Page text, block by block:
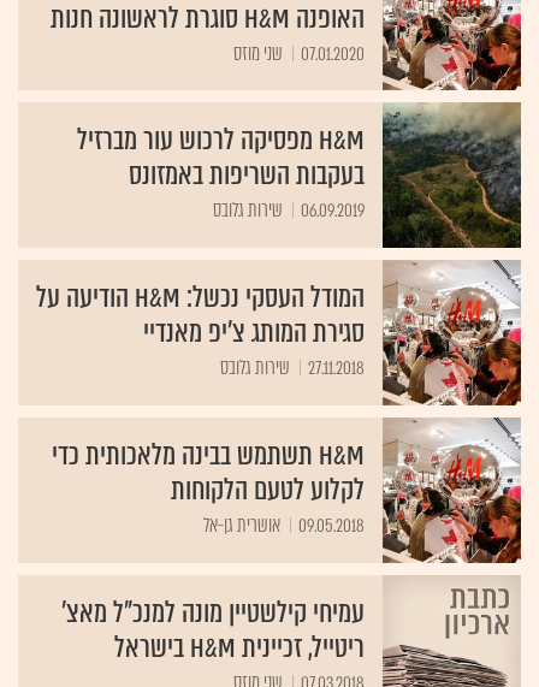
האופנה H&M סוגרת לראשונה חנות
07.01.2020 שני מוזס
H&M מפסיקה לרכוש עור מברזיל
בעקבות השריפות באמזונס
06.09.2019 שירות גלובס
המודל העסקי נכשל: H&M הודיעה על
סגירת המותג צ'יפ מאנדיי
27.11.2018 שירות גלובס
H&M תשתמש בבינה מלאכותית כדי
לקלוע לטעם הלקוחות
09.05.2018 אושרית גן-אל
עמיחי קילשטיין מונה למנכ"ל מאצ'
ריטייל, זכיינית H&M בישראל